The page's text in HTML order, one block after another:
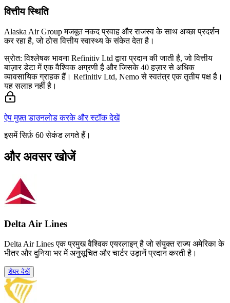
वित्तीय स्थिति
Alaska Air Group मजबूत नकद प्रवाह और राजस्व के साथ अच्छा प्रदर्शन
कर रहा है, जो ठोस वित्तीय स्वास्थ्य के संकेत देता है।
स्रोत: विश्लेषक भावना Refinitiv Ltd द्वारा प्रदान की जाती है, जो वित्तीय
बाज़ार डेटा में एक वैश्विक अग्रणी है और जिसके 40 हज़ार से अधिक
व्यावसायिक ग्राहक हैं। Refinitiv Ltd, Nemo से स्वतंत्र एक तृतीय पक्ष है।
यह सलाह नहीं है।
ऐप मुफ़्त डाउनलोड करके और स्टॉक देखें
इसमें सिर्फ़ 60 सेकंड लगते हैं।
और अवसर खोजें
Delta Air Lines
Delta Air Lines एक प्रमुख वैश्विक एयरलाइन् है जो संयुक्त राज्य अमेरिका के
भीतर और दुनिया भर में अनुसूचित और चार्टर उड़ानें प्रदान करती है।
शेयर देखें